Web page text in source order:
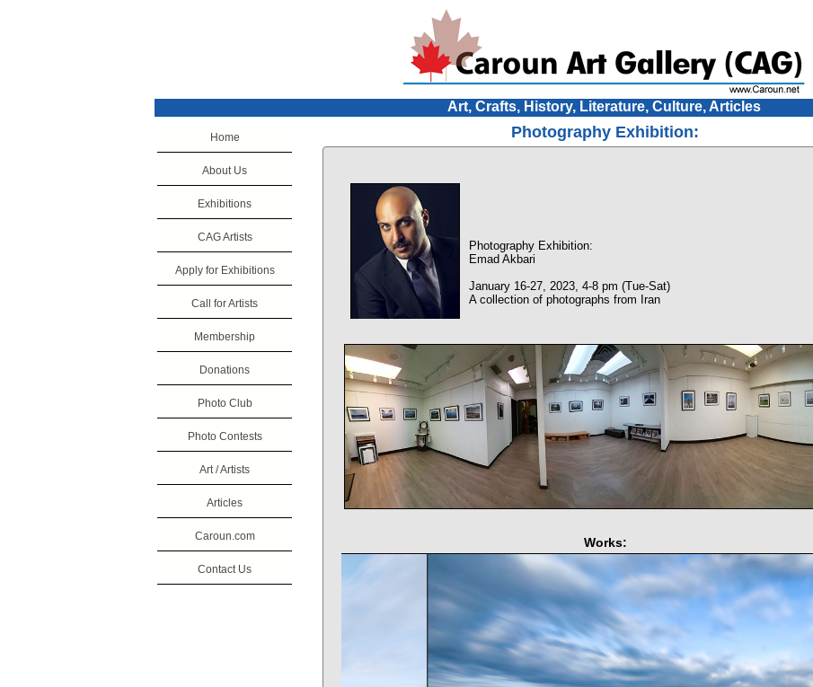
Art, Crafts, History, Literature, Culture, Articles
Home
About Us
Exhibitions
CAG Artists
Apply for Exhibitions
Call for Artists
Membership
Donations
Photo Club
Photo Contests
Art / Artists
Articles
Caroun.com
Contact Us
Photography Exhibition:
Photography Exhibition:
Emad Akbari
January 16-27, 2023, 4-8 pm (Tue-Sat)
A collection of photographs from Iran
Works: